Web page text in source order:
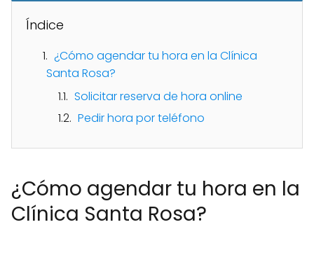
Índice
¿Cómo agendar tu hora en la Clínica
Santa Rosa?
Solicitar reserva de hora online
Pedir hora por teléfono
¿Cómo agendar tu hora en la
Clínica Santa Rosa?